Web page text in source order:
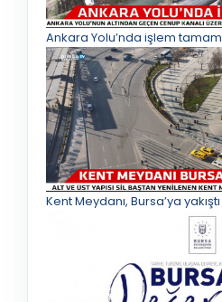
Ankara Yolu’nda işlem tamam
Kent Meydanı, Bursa’ya yakıştı